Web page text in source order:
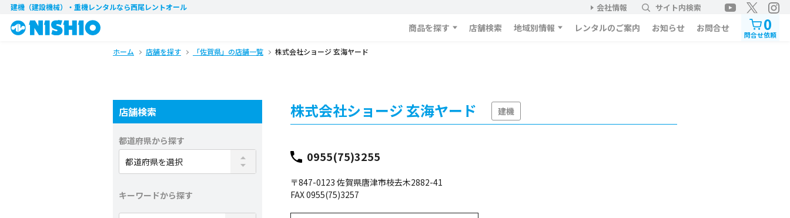
建機（建設機械）・重機レンタルなら西尾レントオール 会社情報 サイト内検索
商品を探す 店舗検索 地域別情報 レンタルのご案内 お知らせ お問合せ 0
問合せ依頼
ホーム 店舗を探す 「佐賀県」の店舗一覧 株式会社ショージ 玄海ヤード
株式会社ショージ 玄海ヤード 建機
0955(75)3255
〒847-0123 佐賀県唐津市枝去木2882-41
FAX 0955(75)3257
店舗検索
都道府県から探す
キーワードから探す